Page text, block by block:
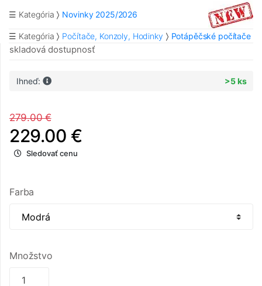
☰ Kategória Novinky 2025/2026
☰ Kategória Počítače, Konzoly, Hodinky Potápěčské počítače
skladová dostupnosť
Ihneď: >5 ks
279.00 €
229.00 €
Sledovať cenu
Farba
Množstvo